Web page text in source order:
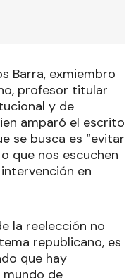
Barra, exmiembro
profesor titular
y de
amparó el escrito
se busca es “evitar
que nos escuchen
en
la reelección no
republicano, es
que hay